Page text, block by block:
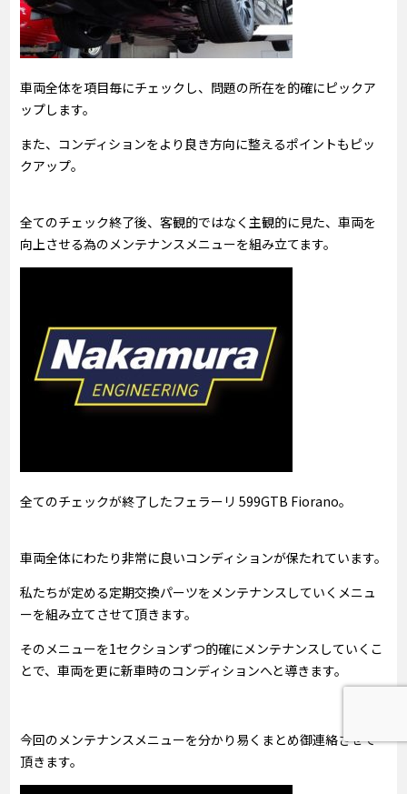
車両全体を項目毎にチェックし、問題の所在を的確にピックア
ップします。
また、コンディションをより良き方向に整えるポイントもピッ
クアップ。
全てのチェック終了後、客観的ではなく主観的に見た、車両を
向上させる為のメンテナンスメニューを組み立てます。
全てのチェックが終了したフェラーリ 599GTB Fiorano。
車両全体にわたり非常に良いコンディションが保たれています。
私たちが定める定期交換パーツをメンテナンスしていくメニュ
ーを組み立てさせて頂きます。
そのメニューを1セクションずつ的確にメンテナンスしていくこ
とで、車両を更に新車時のコンディションへと導きます。
今回のメンテナンスメニューを分かり易くまとめ御連絡させて
頂きます。